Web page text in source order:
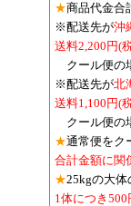
★商品代金合
※配送先が沖
送料2,200円(
クール便の
※配送先が北
送料1,100円(
クール便の
★通常便をク
合計金額に関
★25kgの大体
1体につき500